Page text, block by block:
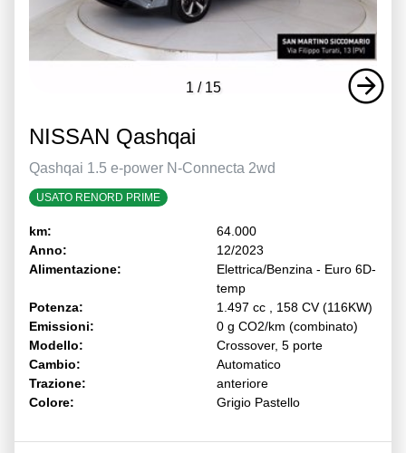
1 / 15
NISSAN Qashqai
Qashqai 1.5 e-power N-Connecta 2wd
USATO RENORD PRIME
km:
64.000
Anno:
12/2023
Alimentazione:
Elettrica/Benzina - Euro 6D-
temp
Potenza:
1.497 cc , 158 CV (116KW)
Emissioni:
0 g CO2/km (combinato)
Modello:
Crossover, 5 porte
Cambio:
Automatico
Trazione:
anteriore
Colore:
Grigio Pastello